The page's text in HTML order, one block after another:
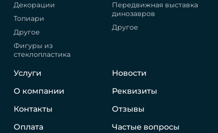
Декорации
Топиари
Другое
Фигуры из
стеклопластика
Передвижная выставка
динозавров
Другое
Услуги
О компании
Контакты
Оплата
Новости
Реквизиты
Отзывы
Частые вопросы